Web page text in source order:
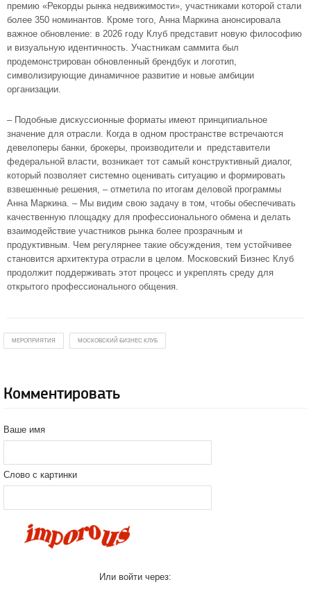
премию «Рекорды рынка недвижимости», участниками которой стали
более 350 номинантов. Кроме того, Анна Маркина анонсировала
важное обновление: в 2026 году Клуб представит новую философию
и визуальную идентичность. Участникам саммита был
продемонстрирован обновленный брендбук и логотип,
символизирующие динамичное развитие и новые амбиции
организации.
– Подобные дискуссионные форматы имеют принципиальное
значение для отрасли. Когда в одном пространстве встречаются
девелоперы банки, брокеры, производители и представители
федеральной власти, возникает тот самый конструктивный диалог,
который позволяет системно оценивать ситуацию и формировать
взвешенные решения, – отметила по итогам деловой программы
Анна Маркина. – Мы видим свою задачу в том, чтобы обеспечивать
качественную площадку для профессионального обмена и делать
взаимодействие участников рынка более прозрачным и
продуктивным. Чем регулярнее такие обсуждения, тем устойчивее
становится архитектура отрасли в целом. Московский Бизнес Клуб
продолжит поддерживать этот процесс и укреплять среду для
открытого профессионального общения.
МЕРОПРИЯТИЯ МОСКОВСКИЙ БИЗНЕС КЛУБ
Комментировать
Ваше имя
Слово с картинки
Или войти через: